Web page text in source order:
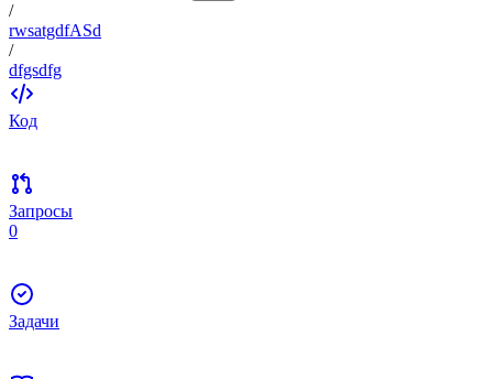
/
rwsatgdfASd
/
dfgsdfg
Код
Запросы
0
Задачи